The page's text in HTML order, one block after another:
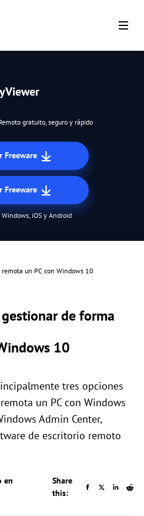
gratuito, seguro y rápido
Freeware
Freeware
iOS y Android
un PC con Windows 10
de forma
10
tres opciones
un PC con Windows
Admin Center,
de escritorio remoto
en
Share
this: